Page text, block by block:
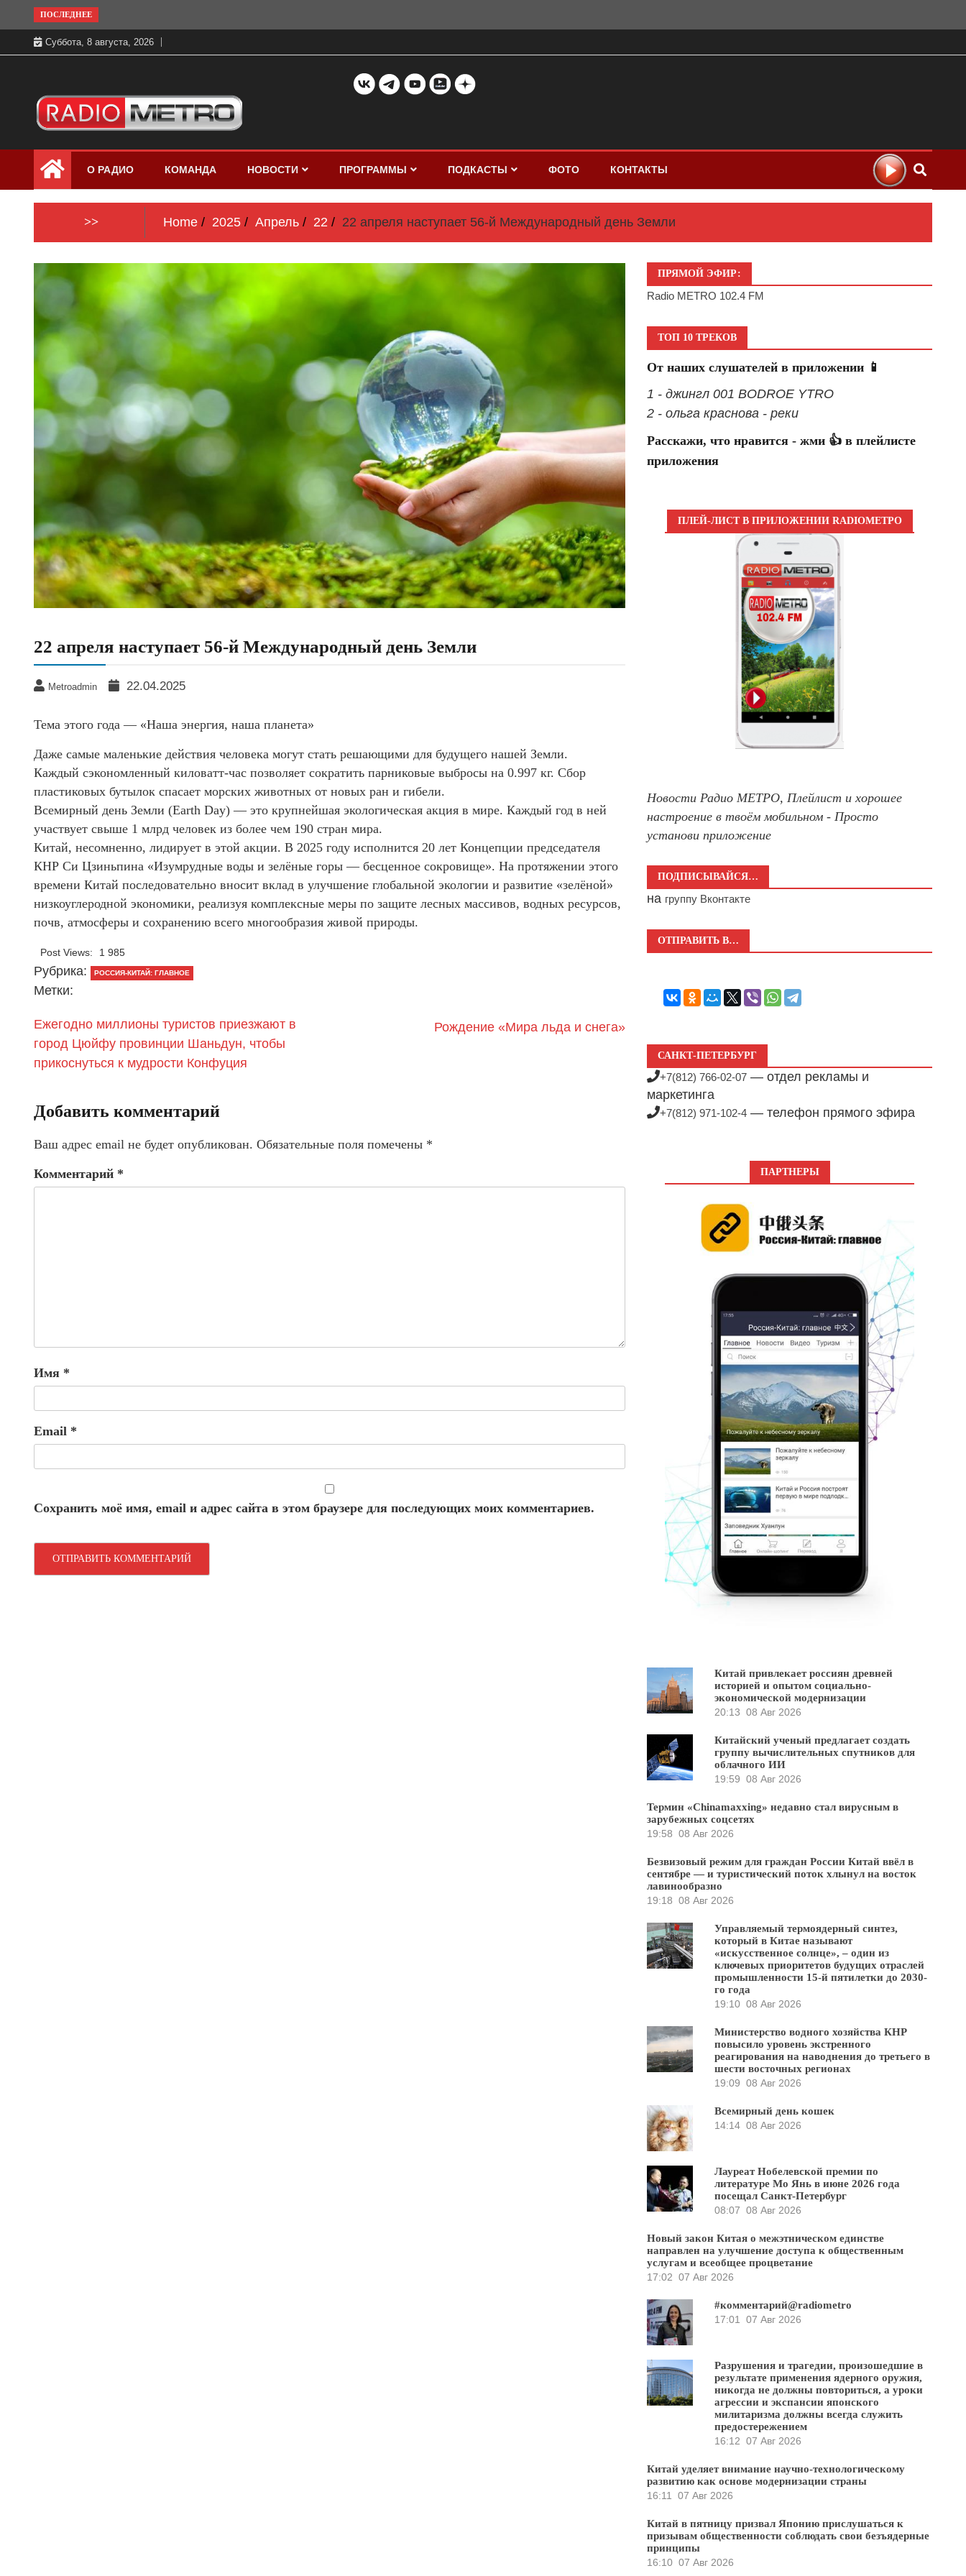
to
content
ПОСЛЕДНЕЕ
Суббота, 8 августа, 2026
Радио МЕТРО
бесплатно в хорошем качестве Санкт-
Петербург и Россия
О РАДИО КОМАНДА НОВОСТИ ПРОГРАММЫ ПОДКАСТЫ ФОТО КОНТАКТЫ
>> Home 2025 Апрель 22 22 апреля наступает 56-й Международный день Земли
22 апреля наступает 56-й Международный день Земли
Metroadmin 22.04.2025
Тема этого года — «Наша энергия, наша планета»
Даже самые маленькие действия человека могут стать решающими для будущего нашей Земли.
Каждый сэкономленный киловатт-час позволяет сократить парниковые выбросы на 0.997 кг. Сбор
пластиковых бутылок спасает морских животных от новых ран и гибели.
Всемирный день Земли (Earth Day) — это крупнейшая экологическая акция в мире. Каждый год в ней
участвует свыше 1 млрд человек из более чем 190 стран мира.
Китай, несомненно, лидирует в этой акции. В 2025 году исполнится 20 лет Концепции председателя
КНР Си Цзиньпина «Изумрудные воды и зелёные горы — бесценное сокровище». На протяжении этого
времени Китай последовательно вносит вклад в улучшение глобальной экологии и развитие «зелёной»
низкоуглеродной экономики, реализуя комплексные меры по защите лесных массивов, водных ресурсов,
почв, атмосферы и сохранению всего многообразия живой природы.
Post Views: 1 985
Рубрика: РОССИЯ-КИТАЙ: ГЛАВНОЕ
Метки:
Ежегодно миллионы туристов приезжают в
город Цюйфу провинции Шаньдун, чтобы
прикоснуться к мудрости Конфуция
Рождение «Мира льда и снега»
Добавить комментарий
Ваш адрес email не будет опубликован. Обязательные поля помечены *
Комментарий *
Имя *
Email *
Сохранить моё имя, email и адрес сайта в этом браузере для последующих моих комментариев.
ПРЯМОЙ ЭФИР:
Radio METRO 102.4 FM
ТОП 10 ТРЕКОВ
От наших слушателей в приложении 📱
1 - джингл 001 BODROE YTRO
2 - ольга краснова - реки
Расскажи, что нравится - жми 👍 в плейлисте
приложения
ПЛЕЙ-ЛИСТ В ПРИЛОЖЕНИИ RADIOМЕТРО
Новости Радио МЕТРО, Плейлист и хорошее
настроение в твоём мобильном - Просто
установи приложение
ПОДПИСЫВАЙСЯ…
на группу Вконтакте
ОТПРАВИТЬ В…
САНКТ-ПЕТЕРБУРГ
+7(812) 766-02-07 — отдел рекламы и
маркетинга
+7(812) 971-102-4 — телефон прямого эфира
ПАРТНЕРЫ
Китай привлекает россиян древней
историей и опытом социально-
экономической модернизации
20:13 08 Авг 2026
Китайский ученый предлагает создать
группу вычислительных спутников для
облачного ИИ
19:59 08 Авг 2026
Термин «Chinamaxxing» недавно стал вирусным в
зарубежных соцсетях
19:58 08 Авг 2026
Безвизовый режим для граждан России Китай ввёл в
сентябре — и туристический поток хлынул на восток
лавинообразно
19:18 08 Авг 2026
Управляемый термоядерный синтез,
который в Китае называют
«искусственное солнце», – один из
ключевых приоритетов будущих отраслей
промышленности 15-й пятилетки до 2030-
го года
19:10 08 Авг 2026
Министерство водного хозяйства КНР
повысило уровень экстренного
реагирования на наводнения до третьего в
шести восточных регионах
19:09 08 Авг 2026
Всемирный день кошек
14:14 08 Авг 2026
Лауреат Нобелевской премии по
литературе Мо Янь в июне 2026 года
посещал Санкт-Петербург
08:07 08 Авг 2026
Новый закон Китая о межэтническом единстве
направлен на улучшение доступа к общественным
услугам и всеобщее процветание
17:02 07 Авг 2026
#комментарий@radiometro
17:01
07 Авг 2026
Разрушения и трагедии, произошедшие в
результате применения ядерного оружия,
никогда не должны повториться, а уроки
агрессии и экспансии японского
милитаризма должны всегда служить
предостережением
16:12 07 Авг 2026
Китай уделяет внимание научно-технологическому
развитию как основе модернизации страны
16:11
07 Авг 2026
Китай в пятницу призвал Японию прислушаться к
призывам общественности соблюдать свои безъядерные
принципы
16:10 07 Авг 2026